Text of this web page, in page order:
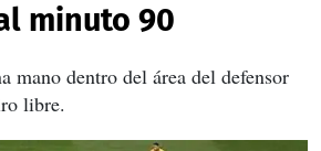
minuto 90
mano dentro del área del defensor
libre.